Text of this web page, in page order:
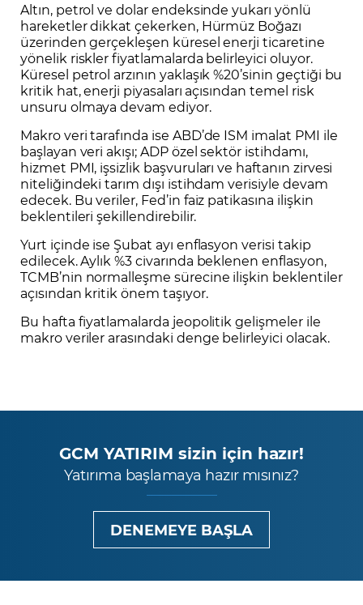
Altın, petrol ve dolar endeksinde yukarı yönlü
hareketler dikkat çekerken, Hürmüz Boğazı
üzerinden gerçekleşen küresel enerji ticaretine
yönelik riskler fiyatlamalarda belirleyici oluyor.
Küresel petrol arzının yaklaşık %20’sinin geçtiği bu
kritik hat, enerji piyasaları açısından temel risk
unsuru olmaya devam ediyor.
Makro veri tarafında ise ABD’de ISM imalat PMI ile
başlayan veri akışı; ADP özel sektör istihdamı,
hizmet PMI, işsizlik başvuruları ve haftanın zirvesi
niteliğindeki tarım dışı istihdam verisiyle devam
edecek. Bu veriler, Fed’in faiz patikasına ilişkin
beklentileri şekillendirebilir.
Yurt içinde ise Şubat ayı enflasyon verisi takip
edilecek. Aylık %3 civarında beklenen enflasyon,
TCMB’nin normalleşme sürecine ilişkin beklentiler
açısından kritik önem taşıyor.
Bu hafta fiyatlamalarda jeopolitik gelişmeler ile
makro veriler arasındaki denge belirleyici olacak.
GCM YATIRIM sizin için hazır!
Yatırıma başlamaya hazır mısınız?
DENEMEYE BAŞLA